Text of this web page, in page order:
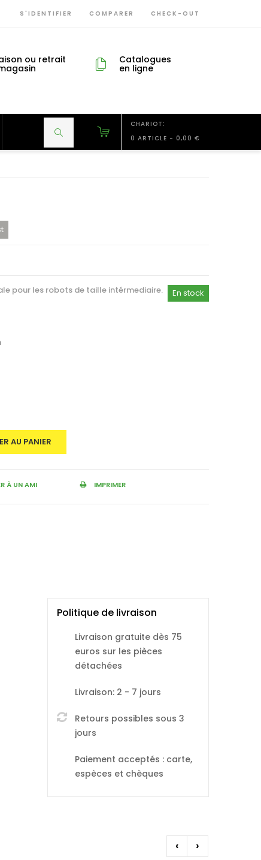
S'IDENTIFIER COMPARER CHECK-OUT
ou retrait Catalogues
en ligne
CHARIOT:
0 ARTICLE - 0,00 €
En stock
pour les robots de taille intérmediaire.
AU PANIER
À UN AMI IMPRIMER
Politique de livraison
Livraison gratuite dès 75
euros sur les pièces
détachées
Livraison: 2 - 7 jours
Retours possibles sous 3
jours
Paiement acceptés : carte,
espèces et chèques
‹ ›